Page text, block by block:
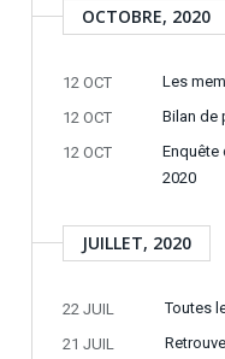
OCTOBRE, 2020
12 OCT
Les
12 OCT
Bilan de
12 OCT
Enquête
2020
JUILLET, 2020
22 JUIL
Toutes
21 JUIL